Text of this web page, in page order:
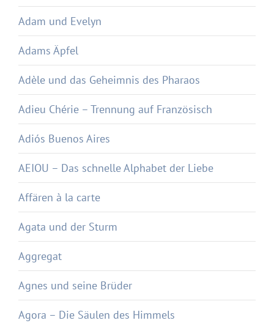
Adam und Evelyn
Adams Äpfel
Adèle und das Geheimnis des Pharaos
Adieu Chérie – Trennung auf Französisch
Adiós Buenos Aires
AEIOU – Das schnelle Alphabet der Liebe
Affären à la carte
Agata und der Sturm
Aggregat
Agnes und seine Brüder
Agora – Die Säulen des Himmels